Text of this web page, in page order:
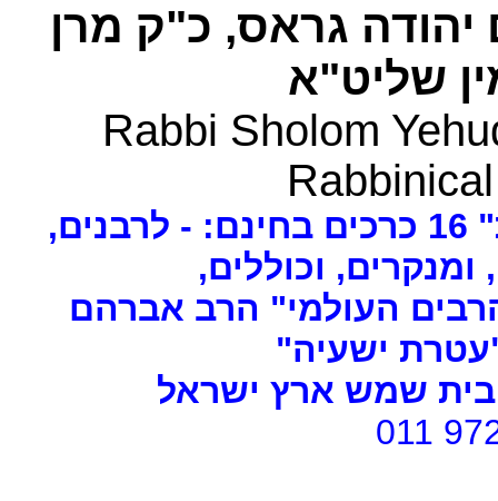
גראס, כ"ק מרן
שליט"א
Rabbi Sholom
ומנקרים, וכוללים,
העולמי" הרב אברהם
ישעיה"
שמש ארץ ישראל
011